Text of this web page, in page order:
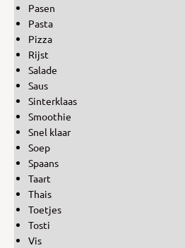
Pasen
Pasta
Pizza
Rijst
Salade
Saus
Sinterklaas
Smoothie
Snel klaar
Soep
Spaans
Taart
Thais
Toetjes
Tosti
Vis